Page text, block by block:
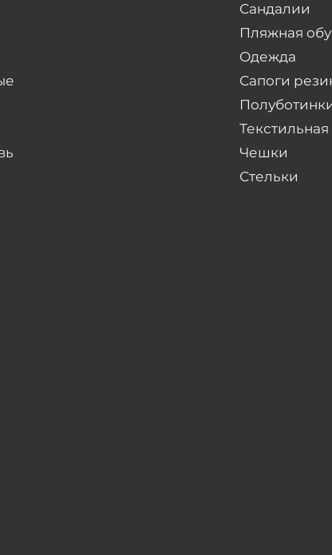
Сандалии
Пляжная
Одежда
Сапоги
Текстильная
Чешки
Стельки